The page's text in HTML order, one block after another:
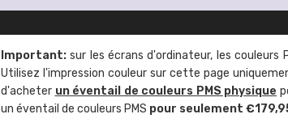
Important: sur les écrans d'ordinateur, les
Utilisez l'impression couleur sur cette page
d'acheter un éventail de couleurs PMS physique
un éventail de couleurs PMS pour seulement